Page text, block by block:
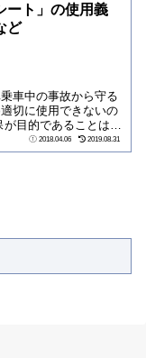
ート」の使用義
ど
車中の事故から守る
切に使用できないの
目的であることはも
2018.04.06 2019.08.31